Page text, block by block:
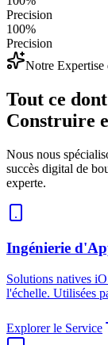
Precision
100%
Precision
Notre Expertise
Tout ce
Construire
Nous nous
succès digital de
experte.
Ingénierie
Solutions natives
l'échelle. Utilisées
Explorer le Service